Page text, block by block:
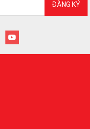
ĐĂNG KÝ